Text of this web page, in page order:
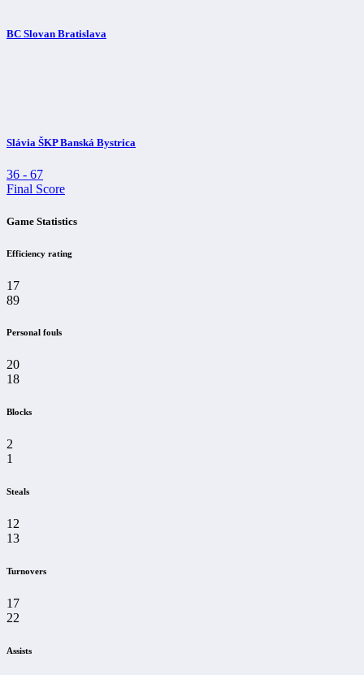
BC Slovan Bratislava
Slávia ŠKP Banská Bystrica
36 - 67
Final Score
Game Statistics
Efficiency rating
17
89
Personal fouls
20
18
Blocks
2
1
Steals
12
13
Turnovers
17
22
Assists